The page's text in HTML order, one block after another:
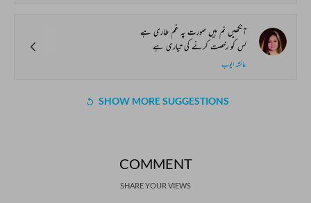
آنکھیں نم ہیں صورت پہ غم طاری ہے
کس کو رخصت کرنے کی تیاری ہے
عائشہ ایوب
SHOW MORE SUGGESTIONS
COMMENT
SHARE YOUR VIEWS